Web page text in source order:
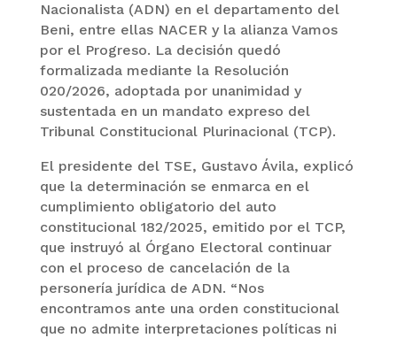
Nacionalista (ADN) en el departamento del
Beni, entre ellas NACER y la alianza Vamos
por el Progreso. La decisión quedó
formalizada mediante la Resolución
020/2026, adoptada por unanimidad y
sustentada en un mandato expreso del
Tribunal Constitucional Plurinacional (TCP).
El presidente del TSE, Gustavo Ávila, explicó
que la determinación se enmarca en el
cumplimiento obligatorio del auto
constitucional 182/2025, emitido por el TCP,
que instruyó al Órgano Electoral continuar
con el proceso de cancelación de la
personería jurídica de ADN. “Nos
encontramos ante una orden constitucional
que no admite interpretaciones políticas ni